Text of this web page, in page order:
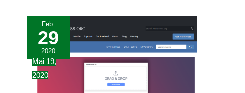
Feb.
29
2020
Mai 19,
2020